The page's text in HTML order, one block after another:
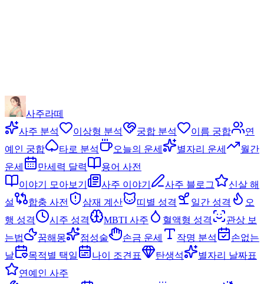
사주라떼
사주 분석
이상형 분석 궁합 분석 이름 궁합
연
예인 궁합
타로 분석 오늘의 운세 별자리 운세
월간
운세
만세력 달력
용어 사전
이야기 모아보기
사주 이야기 사주 블로그
신살 해
설
합충 사전 삼재 계산 띠별 성격 일간 성격
오
행 성격
시주 성격 MBTI 사주 혈액형 성격
관상 보
는법
꿈해몽 점성술 손금 운세 작명 분석
손없는
날
목적별 택일 나이 조견표 탄생석
별자리 날짜표
연예인 사주